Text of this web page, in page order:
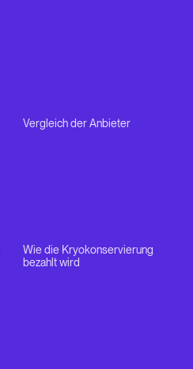
Vergleich der Anbieter
Wie die Kryokonservierung
bezahlt wird